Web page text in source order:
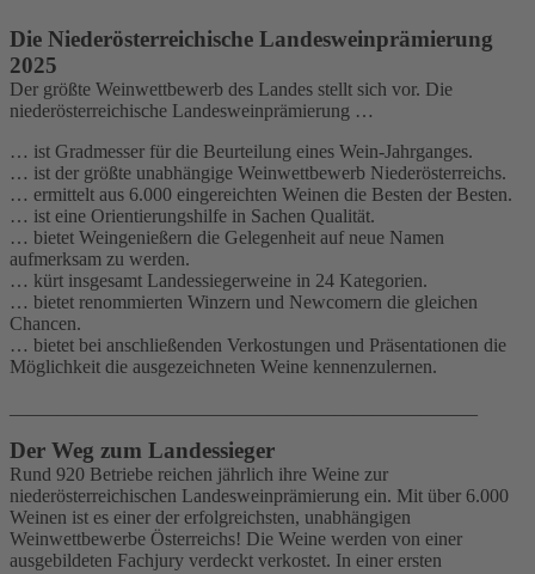
Die Niederösterreichische Landesweinprämierung
2025
Der größte Weinwettbewerb des Landes stellt sich vor. Die
niederösterreichische Landesweinprämierung …
… ist Gradmesser für die Beurteilung eines Wein-Jahrganges.
… ist der größte unabhängige Weinwettbewerb Niederösterreichs.
… ermittelt aus 6.000 eingereichten Weinen die Besten der Besten.
… ist eine Orientierungshilfe in Sachen Qualität.
… bietet Weingenießern die Gelegenheit auf neue Namen
aufmerksam zu werden.
… kürt insgesamt Landessiegerweine in 24 Kategorien.
… bietet renommierten Winzern und Newcomern die gleichen
Chancen.
… bietet bei anschließenden Verkostungen und Präsentationen die
Möglichkeit die ausgezeichneten Weine kennenzulernen.
Der Weg zum Landessieger
Rund 920 Betriebe reichen jährlich ihre Weine zur
niederösterreichischen Landesweinprämierung ein. Mit über 6.000
Weinen ist es einer der erfolgreichsten, unabhängigen
Weinwettbewerbe Österreichs! Die Weine werden von einer
ausgebildeten Fachjury verdeckt verkostet. In einer ersten